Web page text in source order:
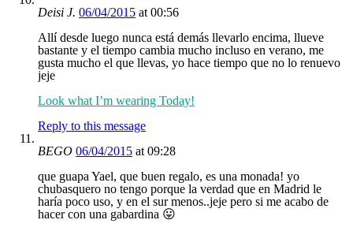
Deisi J. 06/04/2015 at 00:56
Allí desde luego nunca está demás llevarlo encima, llueve
bastante y el tiempo cambia mucho incluso en verano, me
gusta mucho el que llevas, yo hace tiempo que no lo renuevo
jeje
Look what I’m wearing Today!
Reply to this message
BEGO 06/04/2015 at 09:28
que guapa Yael, que buen regalo, es una monada! yo
chubasquero no tengo porque la verdad que en Madrid le
haría poco uso, y en el sur menos..jeje pero si me acabo de
hacer con una gabardina 😛